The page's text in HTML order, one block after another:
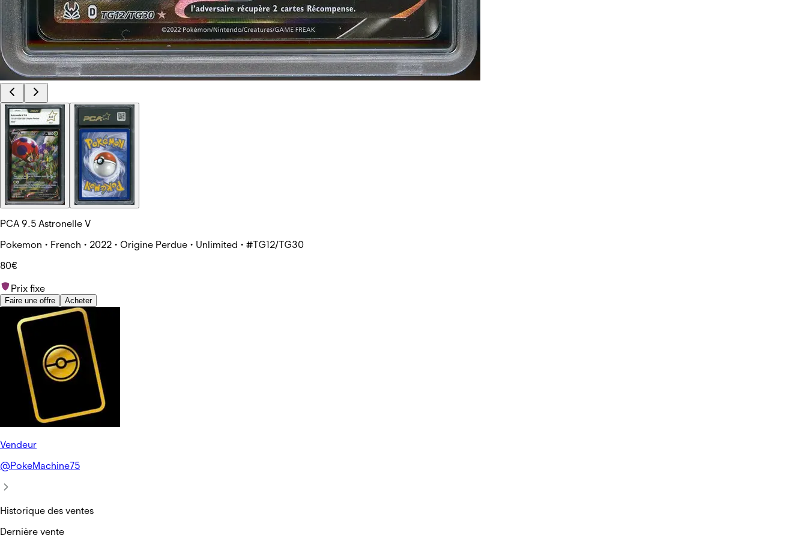
PCA 9.5 Astronelle V
Pokemon • French • 2022 • Origine Perdue • Unlimited • #TG12/TG30
80€
Prix fixe
Faire une offre Acheter
Vendeur
@PokeMachine75
Historique des ventes
Dernière vente